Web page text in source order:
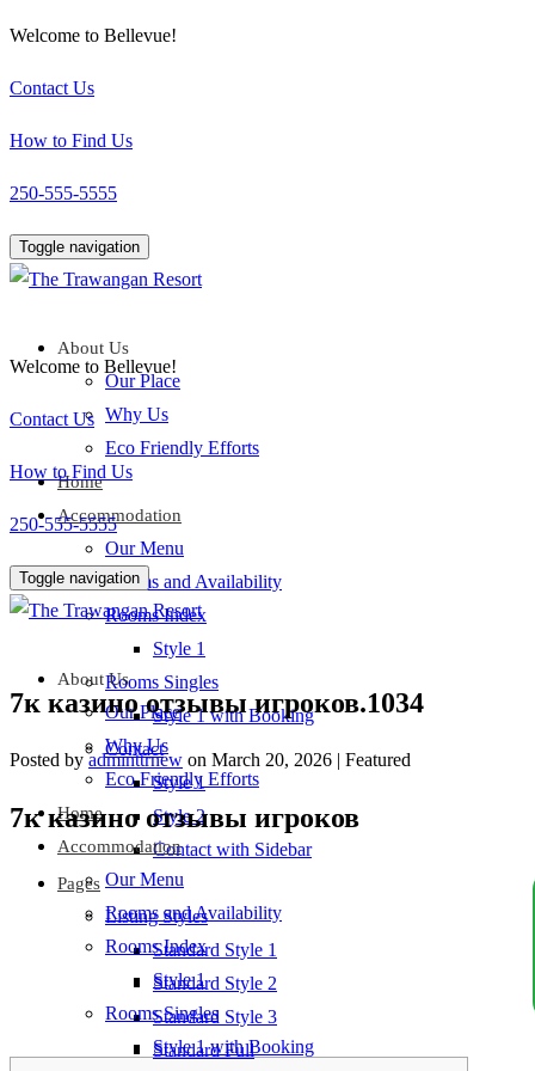
Welcome to Bellevue!
Contact Us
How to Find Us
250-555-5555
Toggle navigation
About Us
Our Place
Why Us
Eco Friendly Efforts
Home
Accommodation
Our Menu
Rooms and Availability
Rooms Index
Style 1
Rooms Singles
Style 1 with Booking
Contact
Style 1
Style 2
Contact with Sidebar
Pages
Listing Styles
Standard Style 1
Standard Style 2
Standard Style 3
Standard Full
Welcome to Bellevue!
Contact Us
How to Find Us
250-555-5555
Toggle navigation
About Us
Our Place
Why Us
Eco Friendly Efforts
Home
Accommodation
Our Menu
Rooms and Availability
Rooms Index
Style 1
Rooms Singles
Style 1 with Booking
7к казино отзывы игроков.1034
Posted byadminttrnew on March 20, 2026 | Featured
7к казино отзывы игроков